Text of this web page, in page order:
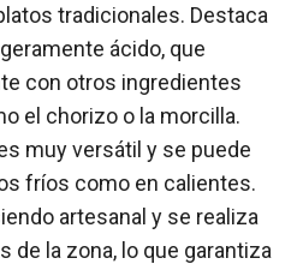
tradicionales. Destaca
ácido, que
con otros ingredientes
el chorizo o la morcilla.
muy versátil y se puede
fríos como en calientes.
artesanal y se realiza
de la zona, lo que garantiza